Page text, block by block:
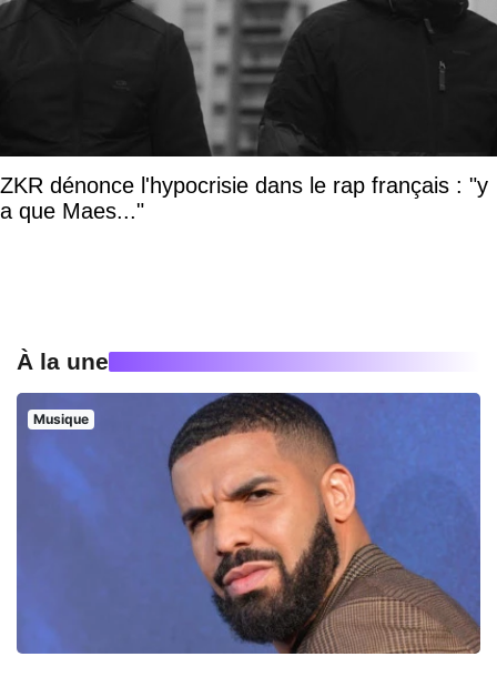
ZKR dénonce l'hypocrisie dans le rap français : "y
a que Maes..."
À la une
Musique